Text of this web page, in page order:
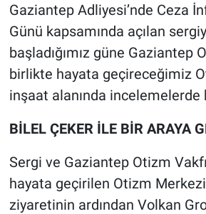
Gaziantep Adliyesi’nde Ceza
Günü kapsamında açılan
başladığımız güne Gaziantep
birlikte hayata geçireceğimiz
inşaat alanında incelemelerde
BİLEL ÇEKER İLE BİR ARAYA
Sergi ve Gaziantep Otizm
hayata geçirilen Otizm
ziyaretinin ardından Volkan